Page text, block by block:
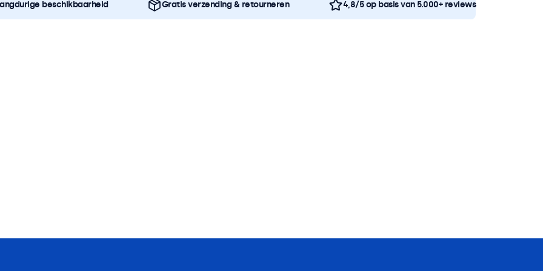
beschikbaarheid Gratis verzending & retourneren 4,8/5 op basis van 5.000+ reviews